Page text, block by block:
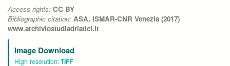
Access rights: CC BY
Bibliographic citation: ASA, ISMAR-CNR Venezia (2017)
www.archiviostudiadriatici.it
Image Download
High-resolution:TIFF